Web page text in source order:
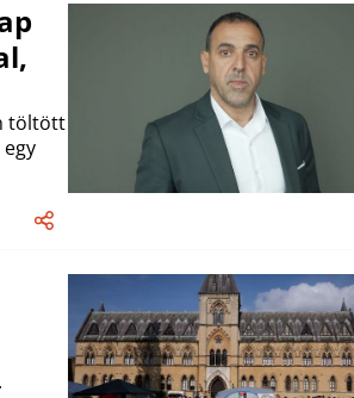
töltött